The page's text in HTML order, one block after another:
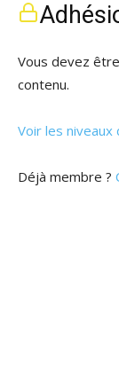
Vous devez
contenu.
Voir les niveaux
Déjà membre ?